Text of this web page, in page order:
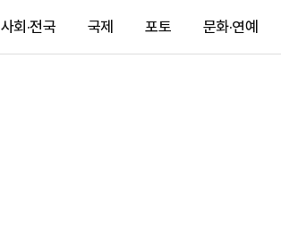
사회·전국 국제 포토 문화·연예